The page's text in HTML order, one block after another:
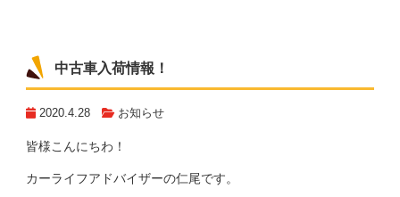
中古車入荷情報！
2020.4.28 お知らせ
皆様こんにちわ！
カーライフアドバイザーの仁尾です。